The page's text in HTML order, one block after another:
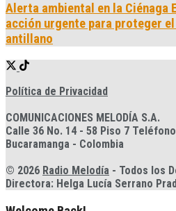
Alerta ambiental en la Ciénaga
acción urgente para proteger
antillano
Política de Privacidad
COMUNICACIONES MELODÍA S.A.
Calle 36 No. 14 - 58 Piso 7
Bucaramanga - Colombia
© 2026 Radio Melodía - Todos los
Directora: Helga Lucía Serrano